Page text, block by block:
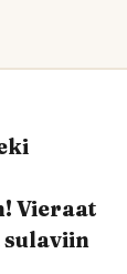
Vieraat
sulaviin